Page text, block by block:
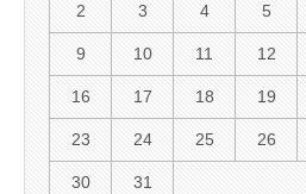
2 3 4 5
9 10 11 12
16 17 18 19
23 24 25 26
30
31